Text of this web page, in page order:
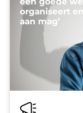
organiseert
aan mag’